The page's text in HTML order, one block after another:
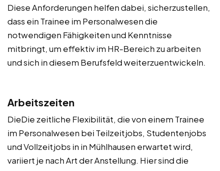
Diese Anforderungen helfen dabei, sicherzustellen,
dass ein Trainee im Personalwesen die
notwendigen Fähigkeiten und Kenntnisse
mitbringt, um effektiv im HR-Bereich zu arbeiten
und sich in diesem Berufsfeld weiterzuentwickeln.
Arbeitszeiten
DieDie zeitliche Flexibilität, die von einem Trainee
im Personalwesen bei Teilzeitjobs, Studentenjobs
und Vollzeitjobs in in Mühlhausen erwartet wird,
variiert je nach Art der Anstellung. Hier sind die